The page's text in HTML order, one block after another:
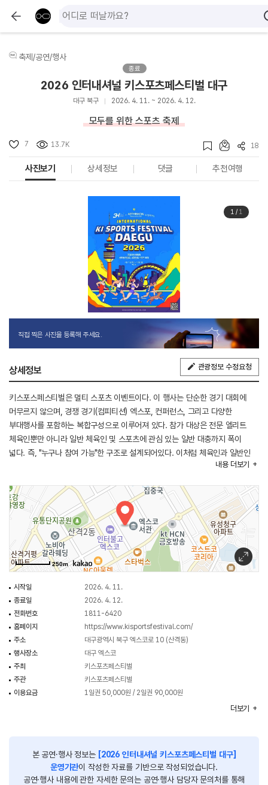
축제/공연/행사
종료
2026 인터내셔널 키스포츠페스티벌 대구
대구 북구 2026. 4. 11. ~ 2026. 4. 12.
모두를 위한 스포츠 축제
7 13.7K 18
사진보기 상세정보 댓글 추천여행
1/ 1
직접 찍은 사진을 등록해 주세요.
상세정보 관광정보 수정요청
키스포스페스티벌은 멀티 스포츠 이벤트이다. 이 행사는 단순한 경기 대회에
머무르지 않으며, 경쟁 경기(컴피티션) 엑스포, 컨퍼런스, 그리고 다양한
부대행사를 포함하는 복합구성으로 이루어져 있다. 참가 대상은 전문 엘리트
체육인뿐만 아니라 일반 체육인 및 스포츠에 관심 있는 일반 대충까지 폭이
넓다. 즉, "누구나 참여 가능"한 구조로 설계되어있다. 이처럼 체육인과 일반인
모두를 아우르는 것은, 키스포츠페스티벌이 "모두를 위한 스포츠 축제"임을
문화, 경기와 체험을 결합한 대한민국 내 유일한 다종목 멀티스포츠
페스티벌이다. 다양한 연령과 수준의 참가자가 함께 즐길 수 있도록
설계되었으며, "모두를 위한 스포츠 축제"라는 슬로건 아래 스포츠와 문화,
경험을 아우르는 통합형 이벤트이다.
[행사내용]
- 부대 행사 및 프로그램 : 클래스 겸 체험 프로그램(라인댄스, 핏합 등) / 스포츠
관련 엑스포 / 푸드트럭 / 아티스트 공연 등
내용 더보기
250m
시작일
2026. 4. 11.
종료일
2026. 4. 12.
전화번호
1811-6420
홈페이지
https://www.kisportsfestival.com/
주소
대구광역시 북구 엑스코로 10 (산격동)
행사장소
대구 엑스코
주최
키스포츠페스티벌
주관
키스포츠페스티벌
이용요금
1일권 50,000원 / 2일권 90,000원
더보기
본 공연·행사 정보는 [2026 인터내셔널 키스포츠페스티벌 대구]
운영기관이 작성한 자료를 기반으로 작성되었습니다.
공연·행사 내용에 관한 자세한 문의는 공연·행사 담당자 문의처를 통해